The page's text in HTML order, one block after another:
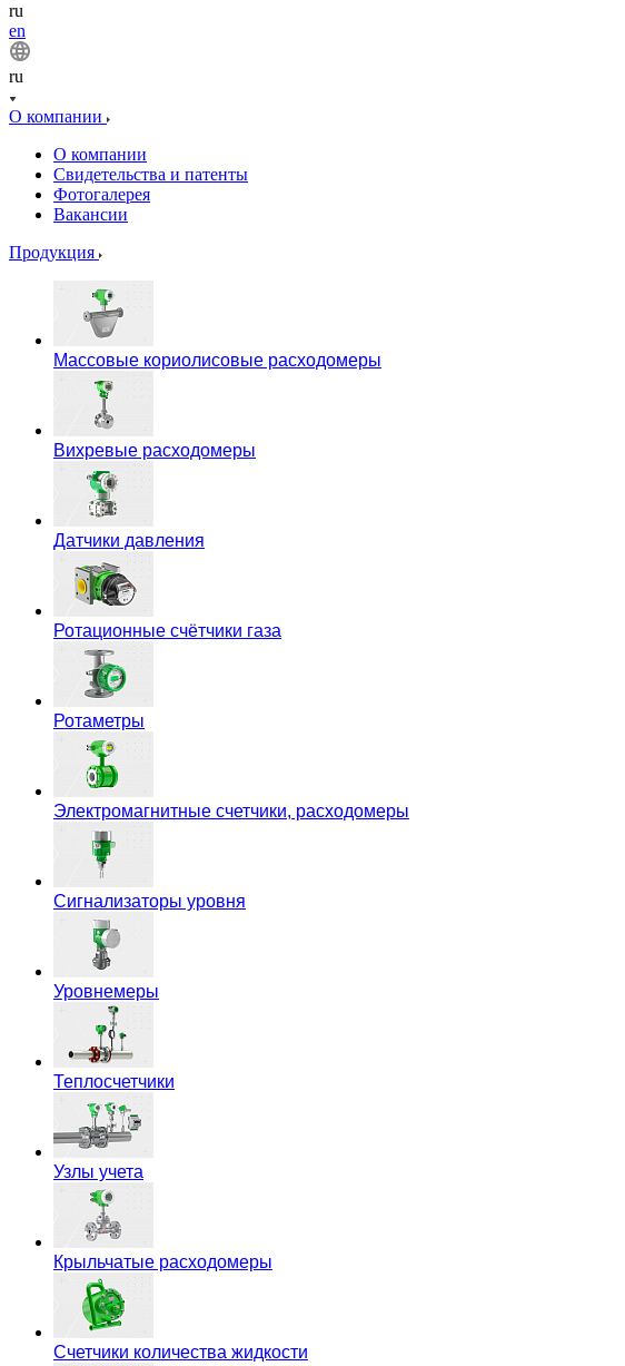
ru
en
ru
О компании
О компании
Свидетельства и патенты
Фотогалерея
Вакансии
Продукция
Массовые кориолисовые расходомеры
Вихревые расходомеры
Датчики давления
Ротационные счётчики газа
Ротаметры
Электромагнитные счетчики, расходомеры
Сигнализаторы уровня
Уровнемеры
Теплосчетчики
Узлы учета
Крыльчатые расходомеры
Счетчики количества жидкости